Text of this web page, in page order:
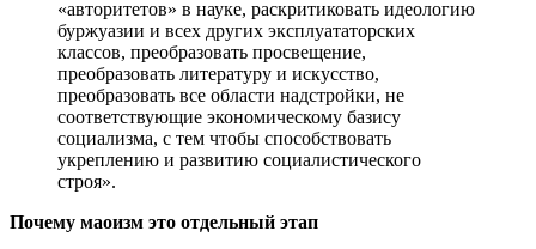
«авторитетов» в науке, раскритиковать идеологию
буржуазии и всех других эксплуататорских
классов, преобразовать просвещение,
преобразовать литературу и искусство,
преобразовать все области надстройки, не
соответствующие экономическому базису
социализма, с тем чтобы способствовать
укреплению и развитию социалистического
строя».
Почему маоизм это отдельный этап